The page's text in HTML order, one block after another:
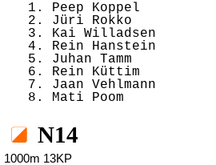
1. Peep Koppel
2. Jüri Rokko
3. Kai Willadsen
4. Rein Hanstein
5. Juhan Tamm
6. Rein Küttim
7. Jaan Vehlmann
N14
1000m 13KP